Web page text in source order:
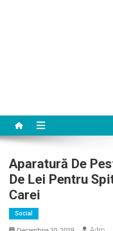
Aparatură De
De Lei Pentru
Carei
Social